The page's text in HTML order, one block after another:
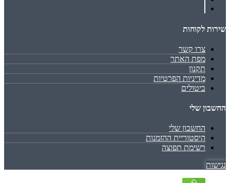
שירות לקוחות
צרו קשר
מפת האתר
תקנון
מדיניות הפרטיות
ביטולים
החשבון שלי
החשבון שלי
היסטוריית ההזמנות
רשימת תפוצה
נגישות